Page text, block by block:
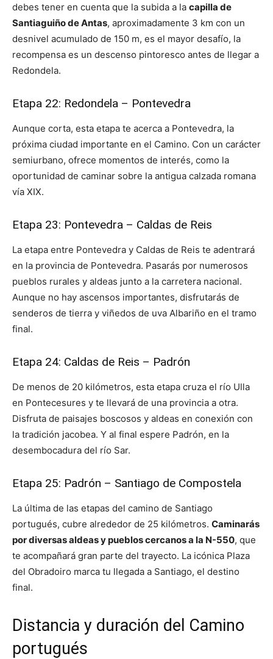
debes tener en cuenta que la subida a la capilla de
Santiaguiño de Antas, aproximadamente 3 km con un
desnivel acumulado de 150 m, es el mayor desafío, la
recompensa es un descenso pintoresco antes de llegar a
Redondela.
Etapa 22: Redondela – Pontevedra
Aunque corta, esta etapa te acerca a Pontevedra, la
próxima ciudad importante en el Camino. Con un carácter
semiurbano, ofrece momentos de interés, como la
oportunidad de caminar sobre la antigua calzada romana
vía XIX.
Etapa 23: Pontevedra – Caldas de Reis
La etapa entre Pontevedra y Caldas de Reis te adentrará
en la provincia de Pontevedra. Pasarás por numerosos
pueblos rurales y aldeas junto a la carretera nacional.
Aunque no hay ascensos importantes, disfrutarás de
senderos de tierra y viñedos de uva Albariño en el tramo
final.
Etapa 24: Caldas de Reis – Padrón
De menos de 20 kilómetros, esta etapa cruza el río Ulla
en Pontecesures y te llevará de una provincia a otra.
Disfruta de paisajes boscosos y aldeas en conexión con
la tradición jacobea. Y al final espere Padrón, en la
desembocadura del río Sar.
Etapa 25: Padrón – Santiago de Compostela
La última de las etapas del camino de Santiago
portugués, cubre alrededor de 25 kilómetros. Caminarás
por diversas aldeas y pueblos cercanos a la N-550, que
te acompañará gran parte del trayecto. La icónica Plaza
del Obradoiro marca tu llegada a Santiago, el destino
final.
Distancia y duración del Camino
portugués